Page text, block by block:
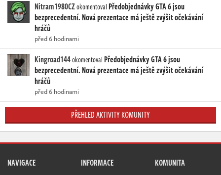
Nitram1980CZokomentoval Předobjednávky GTA 6 jsou
bezprecedentní. Nová prezentace má ještě zvýšit očekávání
hráčů
před 6 hodinami
Kingroad144okomentoval Předobjednávky GTA 6 jsou
bezprecedentní. Nová prezentace má ještě zvýšit očekávání
hráčů
před 6 hodinami
PŘEHLED AKTIVITY KOMUNITY
NAVIGACE INFORMACE KOMUNITA